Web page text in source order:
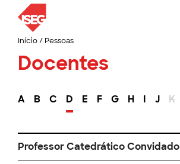
Início/ Pessoas
Docentes
A B C D E F G H I J K
Professor Catedrático Convidado